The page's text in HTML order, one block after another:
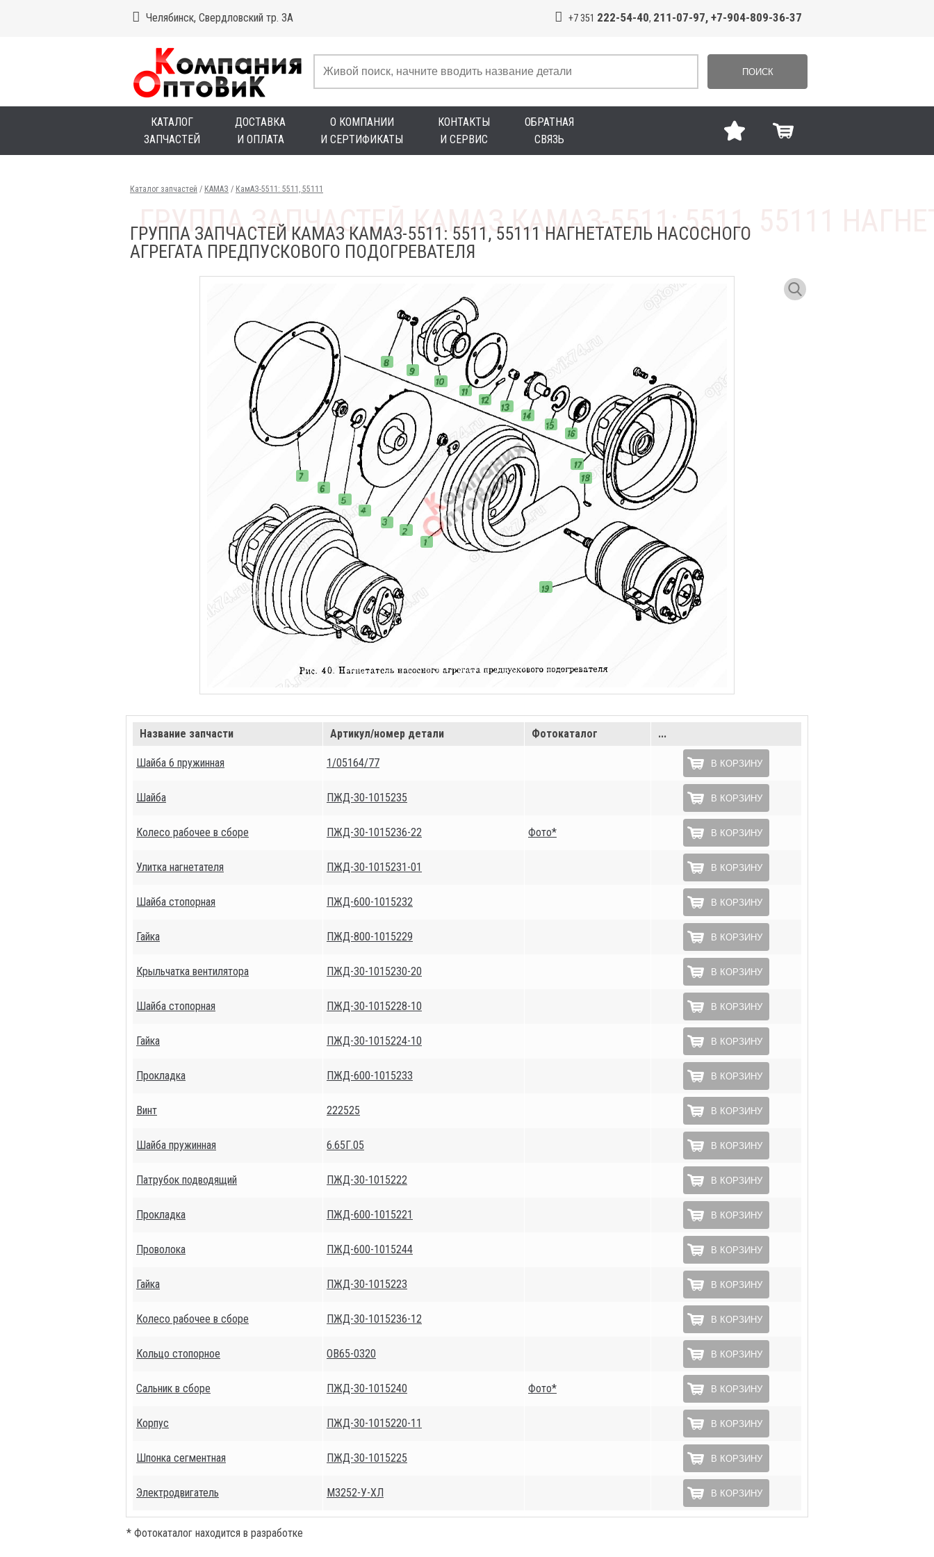
Челябинск, Свердловский тр. 3А +7 351 222-54-40, 211-07-97, +7-904-809-36-37
ПОИСК
КАТАЛОГ
ЗАПЧАСТЕЙ
ДОСТАВКА
И ОПЛАТА
О КОМПАНИИ
И СЕРТИФИКАТЫ
КОНТАКТЫ
И СЕРВИС
ОБРАТНАЯ
СВЯЗЬ
Каталог запчастей / КАМАЗ / КамАЗ-5511: 5511, 55111
ГРУППА ЗАПЧАСТЕЙ КАМАЗ КАМАЗ-5511: 5511, 55111 НАГНЕТАТЕЛЬ НАСОСНОГО
АГРЕГАТА ПРЕДПУСКОВОГО ПОДОГРЕВАТЕЛЯ
Название запчасти Артикул/номер детали Фотокаталог ...
Шайба 6 пружинная 1/05164/77 В КОРЗИНУ
Шайба ПЖД-30-1015235 В КОРЗИНУ
Колесо рабочее в сборе ПЖД-30-1015236-22 Фото* В КОРЗИНУ
Улитка нагнетателя ПЖД-30-1015231-01 В КОРЗИНУ
Шайба стопорная ПЖД-600-1015232 В КОРЗИНУ
Гайка ПЖД-800-1015229 В КОРЗИНУ
Крыльчатка вентилятора ПЖД-30-1015230-20 В КОРЗИНУ
Шайба стопорная ПЖД-30-1015228-10 В КОРЗИНУ
Гайка ПЖД-30-1015224-10 В КОРЗИНУ
Прокладка ПЖД-600-1015233 В КОРЗИНУ
Винт 222525 В КОРЗИНУ
Шайба пружинная 6.65Г.05 В КОРЗИНУ
Патрубок подводящий ПЖД-30-1015222 В КОРЗИНУ
Прокладка ПЖД-600-1015221 В КОРЗИНУ
Проволока ПЖД-600-1015244 В КОРЗИНУ
Гайка ПЖД-30-1015223 В КОРЗИНУ
Колесо рабочее в сборе ПЖД-30-1015236-12 В КОРЗИНУ
Кольцо стопорное ОВ65-0320 В КОРЗИНУ
Сальник в сборе ПЖД-30-1015240 Фото* В КОРЗИНУ
Корпус ПЖД-30-1015220-11 В КОРЗИНУ
Шпонка сегментная ПЖД-30-1015225 В КОРЗИНУ
Электродвигатель М3252-У-ХЛ В КОРЗИНУ
* Фотокаталог находится в разработке